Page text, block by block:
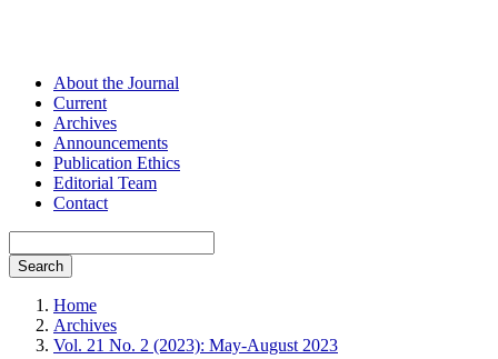
About the Journal
Current
Archives
Announcements
Publication Ethics
Editorial Team
Contact
Search
Home
Archives
Vol. 21 No. 2 (2023): May-August 2023